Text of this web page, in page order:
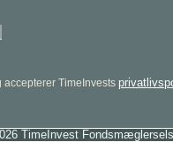
TimeInvests
TimeInvest